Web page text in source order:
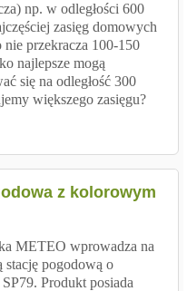
np. w odległości 600
zasięg domowych
nie przekracza 100-150
najlepsze mogą
się na odległość 300
większego zasięgu?
z kolorowym
METEO wprowadza na
stację pogodową o
Produkt posiada